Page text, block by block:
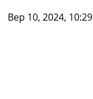
Вер 10, 2024, 10:29